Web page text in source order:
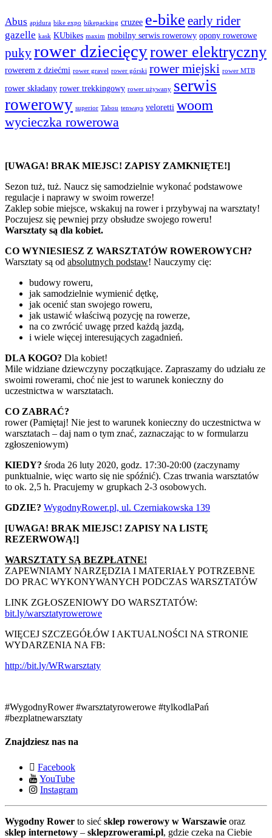
Abus apidura bike expo bikepacking cruzee e-bike early rider
gazelle kask KUbikes maxim mobilny serwis rowerowy opony rowerowe
pukyrower dziecięcyrower elektryczny
rowerem z dziećmi rower gravel rower górski rower miejski rower MTB
rower składany rower trekkingowy rower używany serwis
rowerowy superior Tabou tenways veloretti woom
wycieczka rowerowa
[UWAGA! BRAK MIEJSC! ZAPISY ZAMKNIĘTE!]
Sezon tuż, tuż. Naucz się samodzielnie wykonać podstawowe
regulacje i naprawy w swoim rowerze!
Zaklep sobie miejsce, wskakuj na rower i przybywaj na warsztaty!
Poczujesz się pewniej przy obsłudze swojego roweru!
Warsztaty są dla kobiet.
CO WYNIESIESZ Z WARSZTATÓW ROWEROWYCH?
Warsztaty są od absolutnych podstaw! Nauczymy cię:
budowy roweru,
jak samodzielnie wymienić dętkę,
jak ocenić stan swojego roweru,
jak ustawić właściwą pozycję na rowerze,
na co zwrócić uwagę przed każdą jazdą,
i wiele więcej interesujących zagadnień.
DLA KOGO? Dla kobiet!
Mile widziane dziewczyny początkujące. Zapraszamy do udziału ze
swoimi rowerami, choć nie jest to warunek konieczny do
uczestnictwa w warsztatach.
CO ZABRAĆ?
rower (Pamiętaj! Nie jest to warunek konieczny do uczestnictwa w
warsztatach – daj nam o tym znać, zaznaczając to w formularzu
zgłoszeniowym)
KIEDY? środa 26 luty 2020, godz. 17:30-20:00 (zaczynamy
punktualnie, więc warto się nie spóźnić). Czas trwania warsztatów
to ok. 2,5 h. Pracujemy w grupkach 2-3 osobowych.
GDZIE? WygodnyRower.pl, ul. Czerniakowska 139
[UWAGA! BRAK MIEJSC! ZAPISY NA LISTĘ
REZERWOWĄ!]
WARSZTATY SĄ BEZPŁATNE!
ZAPEWNIAMY NARZĘDZIA I MATERIAŁY POTRZEBNE
DO PRAC WYKONYWANYCH PODCZAS WARSZTATÓW
LINK ZGŁOSZENIOWY DO WARSZTATÓW:
bit.ly/warsztatyrowerowe
WIĘCEJ SZCZEGÓŁÓW I AKTUALNOŚCI NA STRONIE
WYDARZENIA NA FB:
http://bit.ly/WRwarsztaty
#WygodnyRower #warsztatyrowerowe #tylkodlaPań
#bezplatnewarsztaty
Znajdziesz nas na
Facebook
YouTube
Instagram
Wygodny Rower to sieć sklep rowerowy w Warszawie oraz
sklep internetowy – sklepzrowerami.pl, gdzie czeka na Ciebie